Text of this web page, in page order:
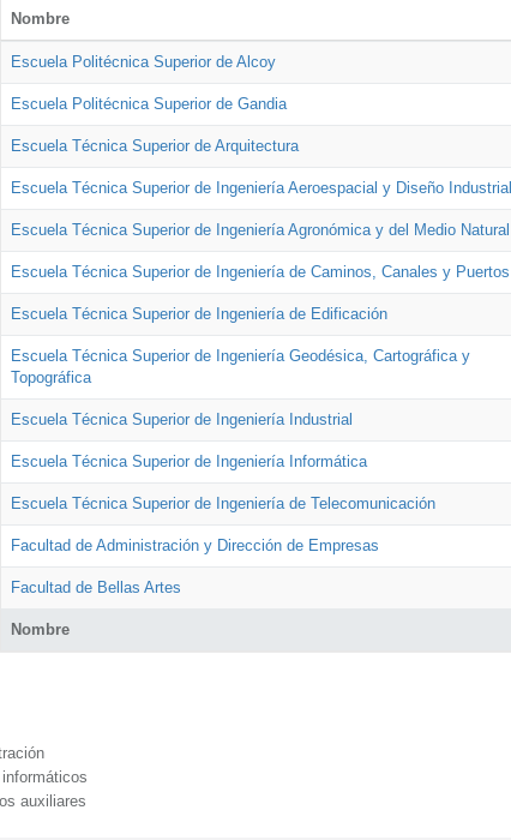
Nombre
Nombre
Escuela Politécnica Superior de Alcoy
Escuela Politécnica Superior de Gandia
Escuela Técnica Superior de Arquitectura
Escuela Técnica Superior de Ingeniería Aeroespacial y Diseño Industrial
Escuela Técnica Superior de Ingeniería Agronómica y del Medio Natural
Escuela Técnica Superior de Ingeniería de Caminos, Canales y Puertos
Escuela Técnica Superior de Ingeniería de Edificación
Escuela Técnica Superior de Ingeniería Geodésica, Cartográfica y
Topográfica
Escuela Técnica Superior de Ingeniería Industrial
Escuela Técnica Superior de Ingeniería Informática
Escuela Técnica Superior de Ingeniería de Telecomunicación
Facultad de Administración y Dirección de Empresas
Facultad de Bellas Artes
auxiliares